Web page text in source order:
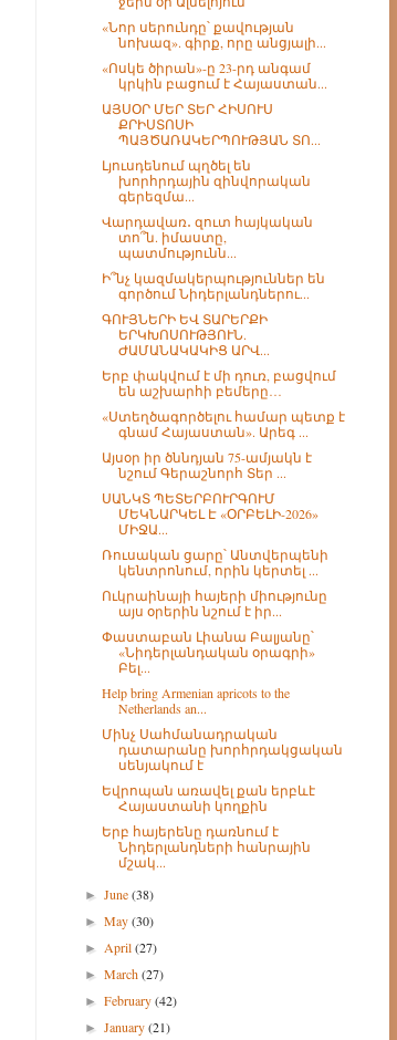
«Նոր սերունդը՝ քավության
նոխազ». գիրք, որը անցյալի...
«Ոսկե ծիրան»-ը 23-րդ անգամ
կրկին բացում է Հայաստան...
ԱՅՍՕՐ ՄԵՐ ՏԵՐ ՀԻՍՈՒՍ
ՔՐԻՍՏՈՍԻ
ՊԱՅԾԱՌԱԿԵՐՊՈՒԹՅԱՆ ՏՈ...
Լյուսդենում պղծել են
խորհրդային զինվորական
գերեզմա...
Վարդավառ․ զուտ հայկական
տո՞ն. իմաստը,
պատմությունն...
Ի՞նչ կազմակերպություններ են
գործում Նիդերլանդներու...
ԳՈՒՅՆԵՐԻ ԵՎ ՏԱՐԵՐՔԻ
ԵՐԿԽՈՍՈՒԹՅՈՒՆ.
ԺԱՄԱՆԱԿԱԿԻՑ ԱՐՎ...
Երբ փակվում է մի դուռ, բացվում
են աշխարհի բեմերը…
«Ստեղծագործելու համար պետք է
գնամ Հայաստան». Արեգ ...
Այսօր իր ծննդյան 75-ամյակն է
նշում Գերաշնորհ Տեր ...
ՍԱՆԿՏ ՊԵՏԵՐԲՈՒՐԳՈՒՄ
ՄԵԿՆԱՐԿԵԼ Է «ՕՐԲԵԼԻ-2026»
ՄԻՋԱ...
Ռուսական ցարը՝ Անտվերպենի
կենտրոնում, որին կերտել ...
Ուկրաինայի հայերի միությունը
այս օրերին նշում է իր...
Փաստաբան Լիանա Բալյանը՝
«Նիդերլանդական օրագրի»
Բել...
Help bring Armenian apricots to the
Netherlands an...
Մինչ Սահմանադրական
դատարանը խորհրդակցական
սենյակում է
Եվրոպան առավել քան երբևէ
Հայաստանի կողքին
Երբ հայերենը դառնում է
Նիդերլանդների հանրային
մշակ...
►June(38)
►May(30)
►April(27)
►March(27)
►February(42)
►January(21)